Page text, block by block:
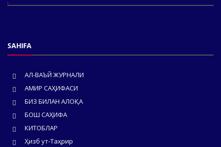
SAHIFA
АЛ-ВАЪЙ ЖУРНАЛИ
АМИР САҲИФАСИ
БИЗ БИЛАН АЛОҚА
БОШ САҲИФА
КИТОБЛАР
Ҳизб ут-Таҳрир